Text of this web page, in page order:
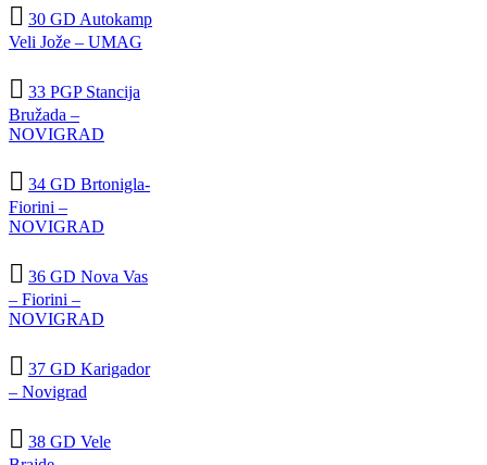
 30 GD Autokamp
Veli Jože – UMAG
 33 PGP Stancija
Bružada –
NOVIGRAD
 34 GD Brtonigla-
Fiorini –
NOVIGRAD
 36 GD Nova Vas
– Fiorini –
NOVIGRAD
 37 GD Karigador
– Novigrad
 38 GD Vele